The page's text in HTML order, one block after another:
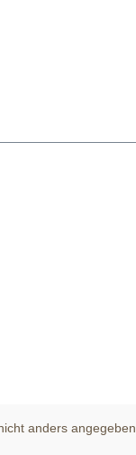
anders angegeben.